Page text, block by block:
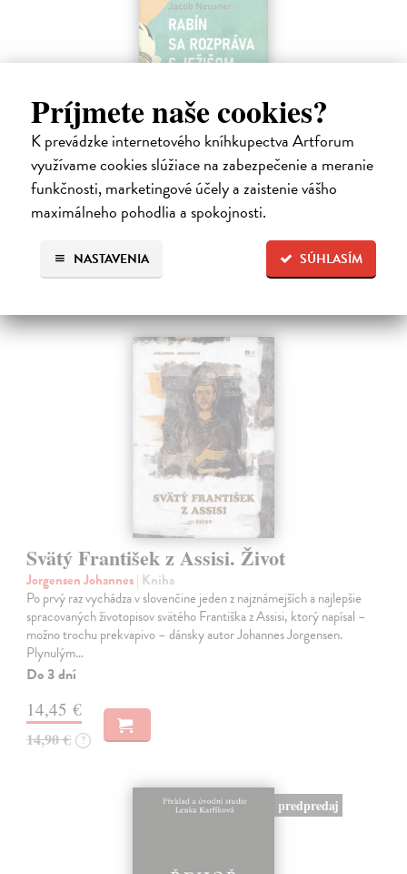
Príjmete naše cookies?
K prevádzke internetového kníhkupectva Artforum
využívame cookies slúžiace na zabezpečenie a meranie
funkčnosti, marketingové účely a zaistenie vášho
maximálneho pohodlia a spokojnosti.
SÚHLASÍM
NASTAVENIA
Rabín sa rozpráva s Ježišom
Neusner Jacob
| Kniha
Autor knihy sa v duchu stáva v Galilei poslucháčom Ježišovej Reči na
vrchu. Ako pravoverný rabín sa usiluje pozorne počúvať tohto nového
učiteľa a porovnáva jeho učenie s tým, čo hovorí židovská Tóra.
Na sklade
14,00 € ?
Svätý František z Assisi. Život
Jorgensen Johannes| Kniha
Po prvý raz vychádza v slovenčine jeden z najznámejších a najlepšie
spracovaných životopisov svätého Františka z Assisi, ktorý napísal –
možno trochu prekvapivo – dánsky autor Johannes Jorgensen.
Plynulým…
Do 3 dní
14,45 €
14,90 € ?
predpredaj